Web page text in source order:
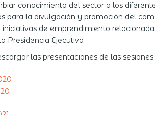
conocimiento del sector a los
para la divulgación y promoción del
de emprendimiento
Presidencia Ejecutiva
las presentaciones de las